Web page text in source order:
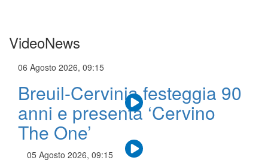
VideoNews
06 Agosto 2026, 09:15
Breuil-Cervinia festeggia 90
anni e presenta ‘Cervino
The One’
05 Agosto 2026, 09:15